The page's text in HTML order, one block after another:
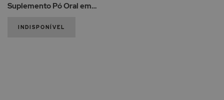
Suplemento Pó Oral em
INDISPONÍVEL